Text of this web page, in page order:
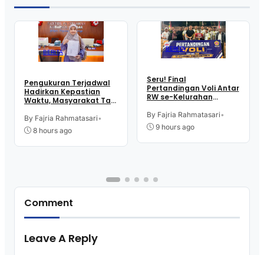
BERITA
Pengukuran Terjadwal
Hadirkan Kepastian
Waktu, Masyarakat Tak
Layanan Pertanahan
By Fajria Rahmatasari•
8 hours ago
BERITA
Seru! Final
Pertandingan Voli Antar
RW se-Kelurahan
Sambut HUT RI
By Fajria Rahmatasari•
9 hours ago
Comment
Leave A Reply